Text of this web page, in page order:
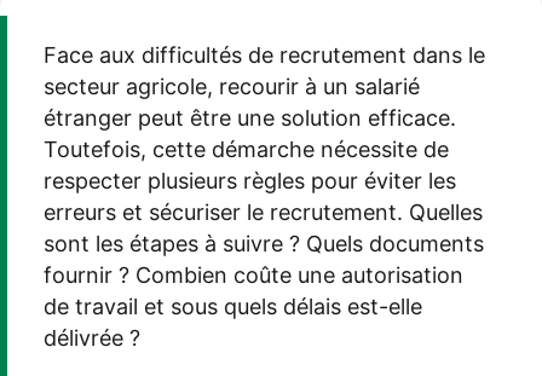
Face aux difficultés de recrutement dans le
secteur agricole, recourir à un salarié
étranger peut être une solution efficace.
Toutefois, cette démarche nécessite de
respecter plusieurs règles pour éviter les
erreurs et sécuriser le recrutement. Quelles
sont les étapes à suivre ? Quels documents
fournir ? Combien coûte une autorisation
de travail et sous quels délais est-elle
délivrée ?